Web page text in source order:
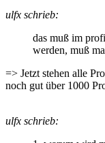
ulfx schrieb:
das muß im
werden, muß
=> Jetzt stehen alle
noch gut über 1000
ulfx schrieb: